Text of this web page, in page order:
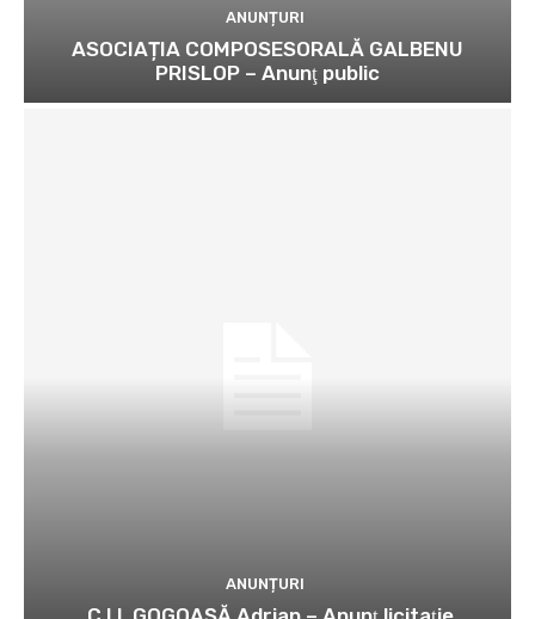
ANUNȚURI
ASOCIAȚIA COMPOSESORALĂ GALBENU
PRISLOP – Anunţ public
ANUNȚURI